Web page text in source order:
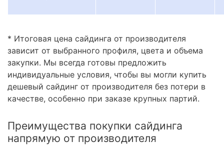
* Итоговая цена сайдинга от производителя
зависит от выбранного профиля, цвета и объема
закупки. Мы всегда готовы предложить
индивидуальные условия, чтобы вы могли купить
дешевый сайдинг от производителя без потери в
качестве, особенно при заказе крупных партий.
Преимущества покупки сайдинга
напрямую от производителя